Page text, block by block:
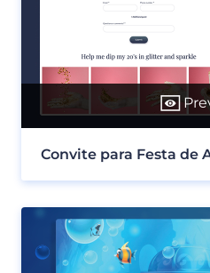
Convite para Festa de